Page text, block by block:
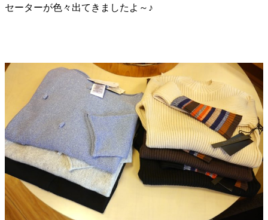
セーターが色々出てきましたよ～♪